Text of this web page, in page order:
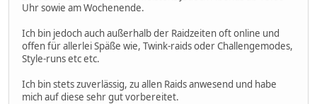
Uhr sowie am Wochenende.
Ich bin jedoch auch außerhalb der Raidzeiten oft online und
offen für allerlei Späße wie, Twink-raids oder Challengemodes,
Style-runs etc etc.
Ich bin stets zuverlässig, zu allen Raids anwesend und habe
mich auf diese sehr gut vorbereitet.